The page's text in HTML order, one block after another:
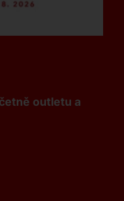
outletu a